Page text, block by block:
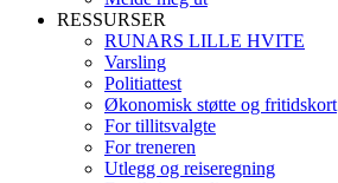
RESSURSER
RUNARS LILLE HVITE
Varsling
Politiattest
Økonomisk støtte og fritidskort
For tillitsvalgte
For treneren
Utlegg og reiseregning